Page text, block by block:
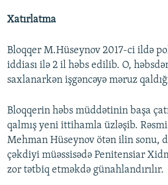
Xatırlatma
Bloqqer M.Hüseynov 2017-ci ildə
iddiası ilə 2 il həbs edilib. O,
saxlanarkən işgəncəyə məruz
Bloqqerin həbs müddətinin başa
qalmış yeni ittihamla üzləşib.
Mehman Hüseynov ötən ilin sonu,
çəkdiyi müəssisədə Penitensiar
zor tətbiq etməkdə günahlandırılır.